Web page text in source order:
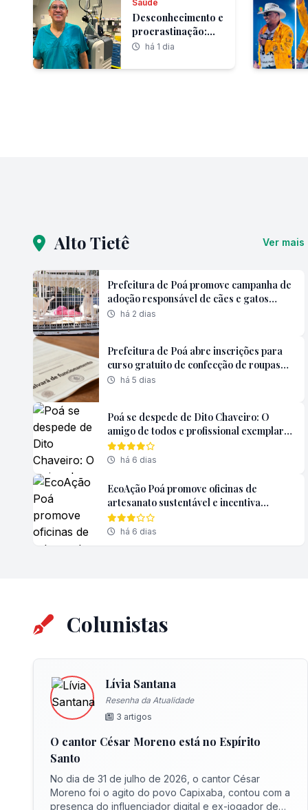
na América Latina
Saúde
Desconhecimento e
procrastinação:
inimigos que
câncer colorretal
há 1 dia
Alto Tietê Ver mais
Prefeitura de Poá promove campanha de
adoção responsável de cães e gatos
durante o mês de agosto
há 2 dias
Prefeitura de Poá abre inscrições para
curso gratuito de confecção de roupas
para pets
há 5 dias
Poá se despede de Dito Chaveiro: O
amigo de todos e profissional exemplar
deixará saudades
há 6 dias
EcoAção Poá promove oficinas de
artesanato sustentável e incentiva
educação ambiental
há 6 dias
Colunistas
Lívia Santana
Resenha da Atualidade
3 artigos
O cantor César Moreno está no Espírito
Santo
No dia de 31 de julho de 2026, o cantor César
Moreno foi o agito do povo Capixaba, contou com a
presença do influenciador digital e ex-jogador de